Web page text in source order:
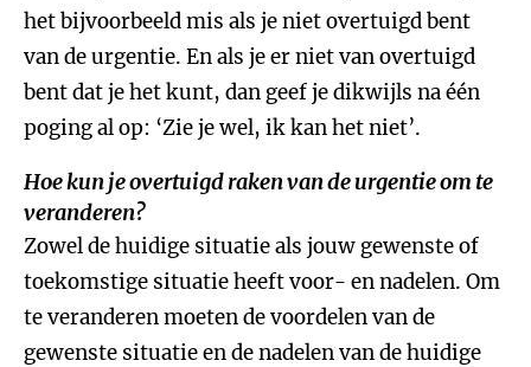
het bijvoorbeeld mis als je niet overtuigd bent
van de urgentie. En als je er niet van overtuigd
bent dat je het kunt, dan geef je dikwijls na één
poging al op: ‘Zie je wel, ik kan het niet’.
Hoe kun je overtuigd raken van de urgentie om te
veranderen?
Zowel de huidige situatie als jouw gewenste of
toekomstige situatie heeft voor- en nadelen. Om
te veranderen moeten de voordelen van de
gewenste situatie en de nadelen van de huidige